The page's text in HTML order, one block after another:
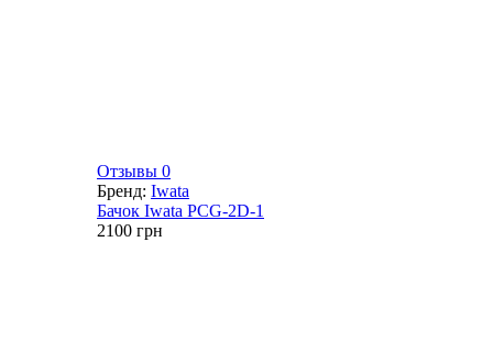
Отзывы 0
Бренд: Iwata
Бачок Iwata PCG-2D-1
2100 грн